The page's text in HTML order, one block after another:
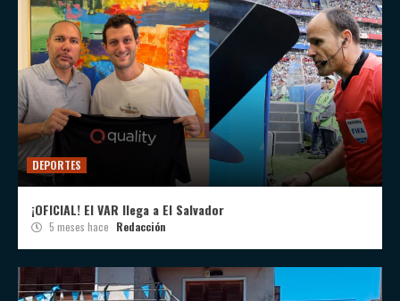
DEPORTES
¡OFICIAL! El VAR llega a El Salvador
5 meses hace Redacción